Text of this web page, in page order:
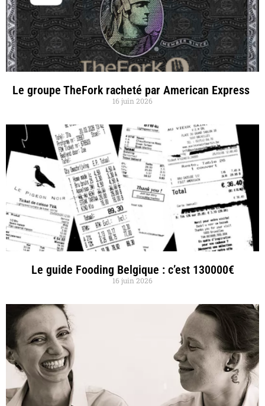
Le groupe TheFork racheté par American Express
16 juin 2026
Le guide Fooding Belgique : c’est 130000€
16 juin 2026